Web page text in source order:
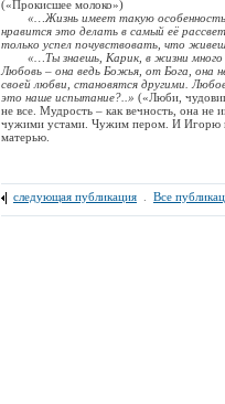
(«Прокисшее молоко»)
«…Жизнь имеет такую
нравится это делать в самый её
только успел почувствовать, что
«…Ты знаешь, Карик, в жизни
Любовь – она ведь Божья, от Бога, она
своей любви, становятся другими.
это наше испытание?..» («Люби,
не все. Мудрость – как вечность, она не
чужими устами. Чужим пером. И Игорю
матерью.
следующая публикация Все